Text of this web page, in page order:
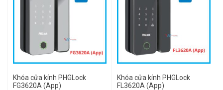
Khóa cửa kính PHGLock
FG3620A (App)
Khóa cửa kính PHGLock
FL3620A (App)